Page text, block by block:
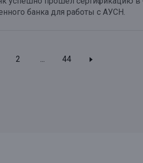
банка для работы с АУСН.
2 ... 44